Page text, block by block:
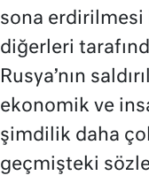
sona erdirilmesi
diğerleri
Rusya’nın
ekonomik ve
şimdilik daha
geçmişteki